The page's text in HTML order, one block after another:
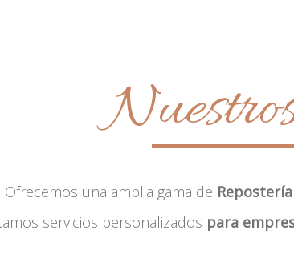
Ofrecemos una amplia gama de
servicios personalizados para